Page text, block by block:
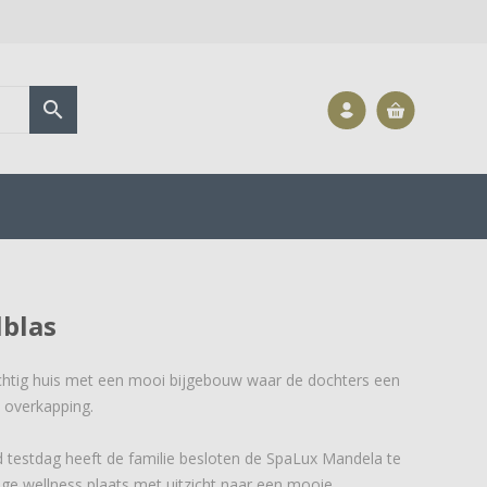

huis met een mooi bijgebouw waar de dochters een
heeft de familie besloten de SpaLux Mandela te